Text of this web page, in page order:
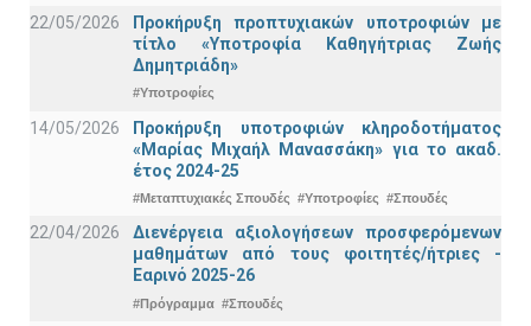
22/05/2026
Προκήρυξη προπτυχιακών υποτροφιών με
τίτλο «Υποτροφία Καθηγήτριας Ζωής
Δημητριάδη»
#Υποτροφίες
14/05/2026
Προκήρυξη υποτροφιών κληροδοτήματος
«Μαρίας Μιχαήλ Μανασσάκη» για το ακαδ.
έτος 2024-25
#Μεταπτυχιακές Σπουδές #Υποτροφίες #Σπουδές
22/04/2026
Διενέργεια αξιολογήσεων προσφερόμενων
μαθημάτων από τους φοιτητές/ήτριες -
Εαρινό 2025-26
#Πρόγραμμα #Σπουδές